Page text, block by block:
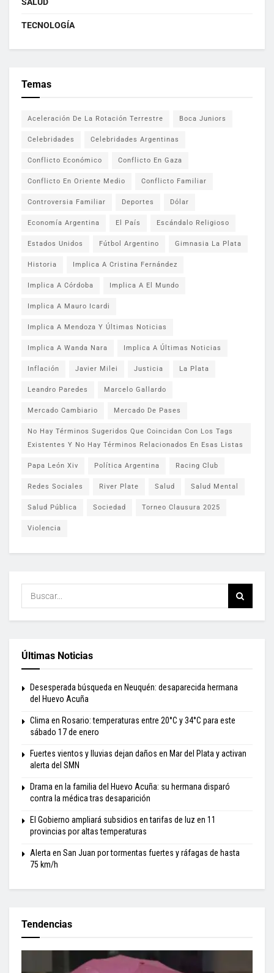
SALUD
TECNOLOGÍA
Temas
Aceleración De La Rotación Terrestre Boca Juniors
Celebridades Celebridades Argentinas
Conflicto Económico Conflicto En Gaza
Conflicto En Oriente Medio Conflicto Familiar
Controversia Familiar Deportes Dólar
Economía Argentina El País Escándalo Religioso
Estados Unidos Fútbol Argentino Gimnasia La Plata
Historia Implica A Cristina Fernández
Implica A Córdoba Implica A El Mundo
Implica A Mauro Icardi
Implica A Mendoza Y Últimas Noticias
Implica A Wanda Nara Implica A Últimas Noticias
Inflación Javier Milei Justicia La Plata
Leandro Paredes Marcelo Gallardo
Mercado Cambiario Mercado De Pases
No Hay Términos Sugeridos Que Coincidan Con Los Tags
Existentes Y No Hay Términos Relacionados En Esas Listas
Papa León Xiv Política Argentina Racing Club
Redes Sociales River Plate Salud Salud Mental
Salud Pública Sociedad Torneo Clausura 2025
Violencia
Últimas Noticias
Desesperada búsqueda en Neuquén: desaparecida hermana
del Huevo Acuña
Clima en Rosario: temperaturas entre 20°C y 34°C para este
sábado 17 de enero
Fuertes vientos y lluvias dejan daños en Mar del Plata y activan
alerta del SMN
Drama en la familia del Huevo Acuña: su hermana disparó
contra la médica tras desaparición
El Gobierno ampliará subsidios en tarifas de luz en 11
provincias por altas temperaturas
Alerta en San Juan por tormentas fuertes y ráfagas de hasta
75 km/h
Tendencias